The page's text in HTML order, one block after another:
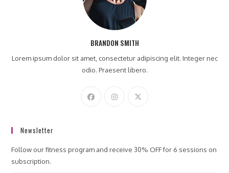
BRANDON SMITH
Lorem ipsum dolor sit amet, consectetur adipiscing elit. Integer nec
odio. Praesent libero.
Newsletter
Follow our fitness program and receive 30% OFF for 6 sessions on
subscription.